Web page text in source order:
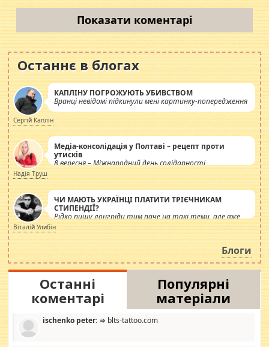
Показати коментарі
Останнє в блогах
КАПЛІНУ ПОГРОЖУЮТЬ УБИВСТВОМ
Вранці невідомі підкинули мені картинку-попередження
Сергій Каплін
Медіа-консолідація у Полтаві – рецепт проти
утисків
8 вересня – Міжнародний день солідарності
журналістів.
Надія Труш
ЧИ МАЮТЬ УКРАЇНЦІ ПЛАТИТИ ТРІЄЧНИКАМ
СТИПЕНДІЇ?
Рідко пишу лонгріди тим паче на такі теми, але вже
просто дістало! Обурюють сьогоднішні інсенуації
навколо стипендіального питання. Штучно
роздувається ще одна соціальна катастрофа.
Віталій Улибін
Блоги
Останні
коментарі
Популярні
матеріали
ischenko peter: ⇒ blts-tattoo.com